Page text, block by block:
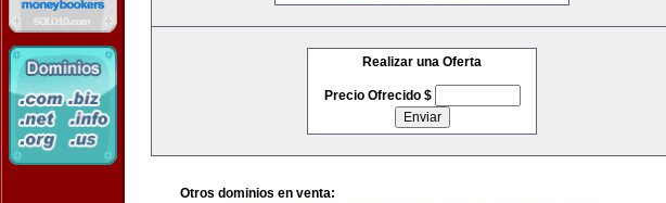
Realizar una Oferta
Precio Ofrecido $
Otros dominios en venta: